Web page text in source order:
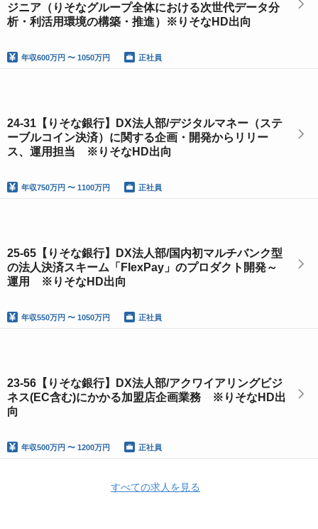
ジニア（りそなグループ全体における次世代データ分
析・利活用環境の構築・推進）※りそなHD出向
年収600万円 〜 1050万円 正社員
24-31【りそな銀行】DX法人部/デジタルマネー（ステ
ーブルコイン決済）に関する企画・開発からリリー
ス、運用担当 ※りそなHD出向
年収750万円 〜 1100万円 正社員
25-65【りそな銀行】DX法人部/国内初マルチバンク型
の法人決済スキーム「FlexPay」のプロダクト開発～
運用 ※りそなHD出向
年収550万円 〜 1050万円 正社員
23-56【りそな銀行】DX法人部/アクワイアリングビジ
ネス(EC含む)にかかる加盟店企画業務 ※りそなHD出
向
年収500万円 〜 1200万円 正社員
すべての求人を見る